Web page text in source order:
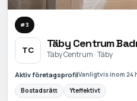
#3
TC
Täby Centrum
Täby Centrum · Täby
Aktiv företagsprofilVanligtvis inom 24
Bostadsrätt
Yteffektivt